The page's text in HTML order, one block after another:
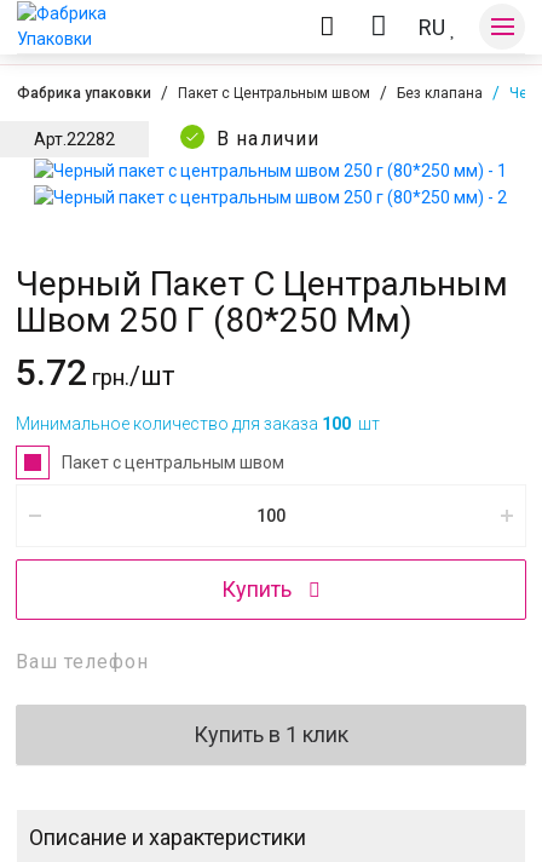
RU
Оплата и доставка
Фабрика упаковки Пакет с Центральным швом Без клапана
Арт.22282 В наличии
Черный Пакет С Центральным
Швом 250 Г (80*250 Мм)
5.72 грн./шт
Минимальное количество для заказа 100 шт
Пакет с центральным швом
Купить
Купить в 1 клик
Описание и характеристики